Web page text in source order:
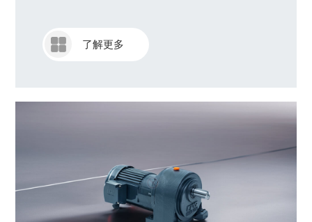
了解更多